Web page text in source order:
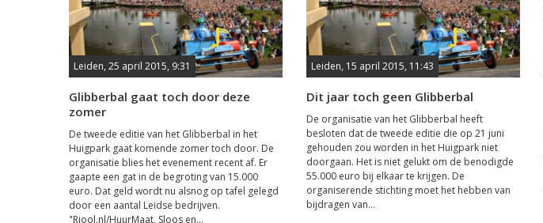
Leiden, 25 april 2015, 9:31
Glibberbal gaat toch door deze
zomer
De tweede editie van het Glibberbal in het
Huigpark gaat komende zomer toch door. De
organisatie blies het evenement recent af. Er
gaapte een gat in de begroting van 15.000
euro. Dat geld wordt nu alsnog op tafel gelegd
door een aantal Leidse bedrijven.
"Riool.nl/HuurMaat, Sloos en...
Leiden, 15 april 2015, 11:43
Dit jaar toch geen Glibberbal
De organisatie van het Glibberbal heeft
besloten dat de tweede editie die op 21 juni
gehouden zou worden in het Huigpark niet
doorgaan. Het is niet gelukt om de benodigde
55.000 euro bij elkaar te krijgen. De
organiserende stichting moet het hebben van
bijdragen van...